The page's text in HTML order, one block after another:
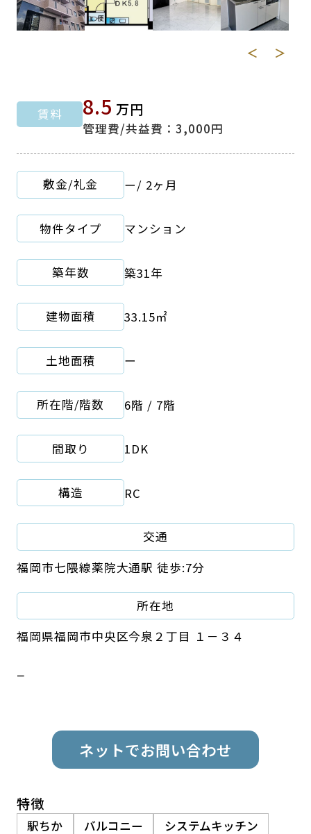
＜ ＞
賃料 8.5 万円
管理費/共益費：3,000円
敷金/礼金 ー/ 2ヶ月
物件タイプ マンション
築年数 築31年
建物面積 33.15㎡
土地面積 ー
所在階/階数 6階 / 7階
間取り 1DK
構造 RC
交通
福岡市七隈線薬院大通駅 徒歩:7分
所在地
福岡県福岡市中央区今泉２丁目 １－３４
ー
ネットでお問い合わせ
特徴
駅ちか バルコニー
システムキッチン